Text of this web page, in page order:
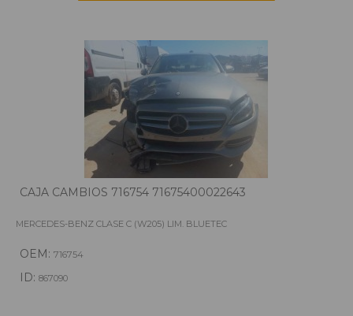
CAJA CAMBIOS 716754 71675400022643
MERCEDES-BENZ CLASE C (W205) LIM. BLUETEC
OEM: 716754
ID: 867090